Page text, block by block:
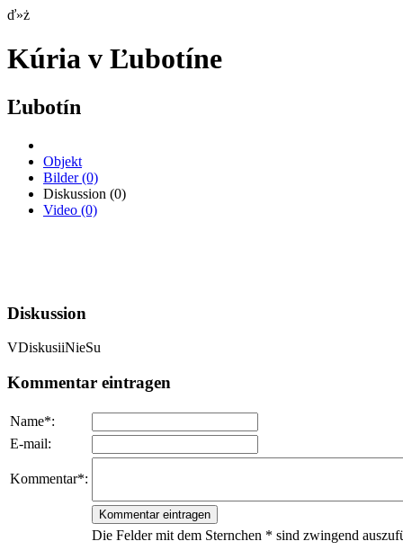
ď»ż
Kúria v Ľubotíne
Ľubotín
Objekt
Bilder(0)
Diskussion (0)
Video (0)
Diskussion
VDiskusiiNieSu
Kommentar eintragen
Name*:
E-mail:
Kommentar*:
Die Felder mit dem Sternchen * sind zwingend